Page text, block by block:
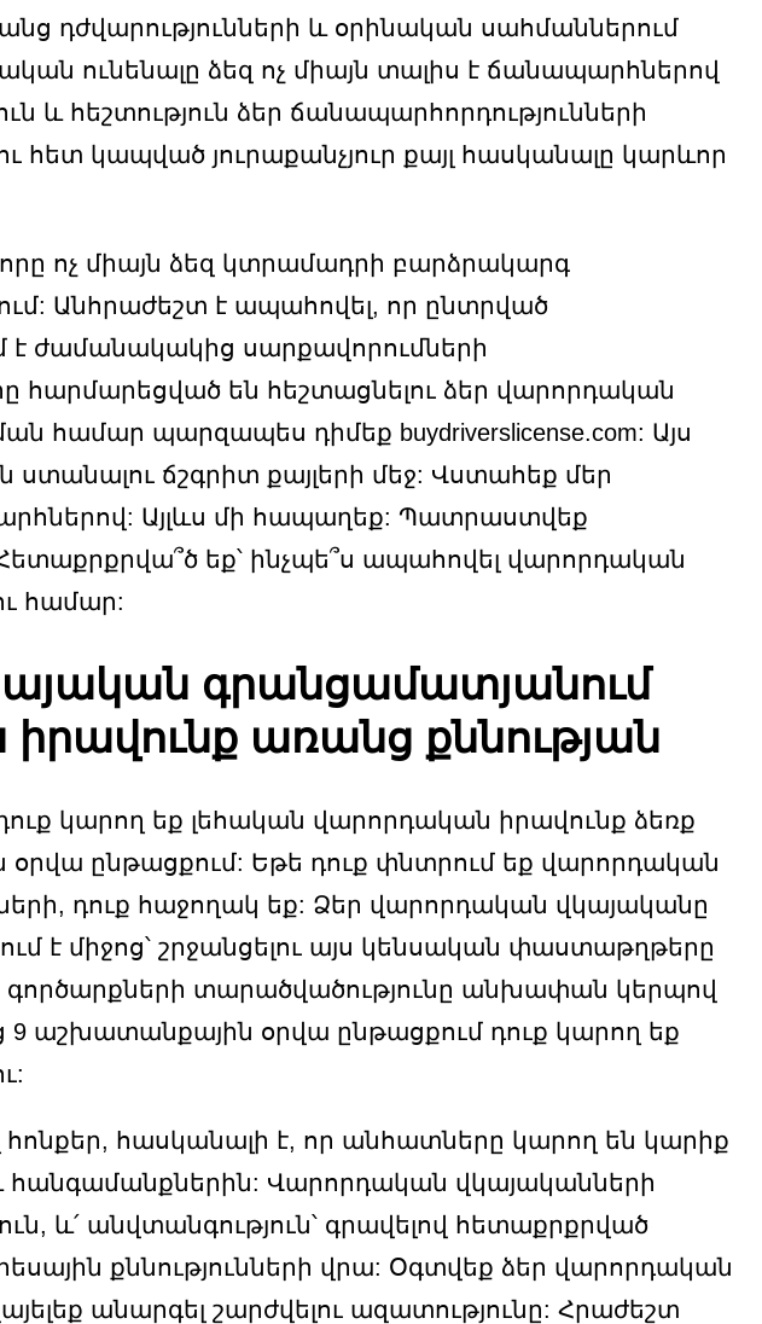
դժվարությունների և օրինական սահմաններում
ունենալը ձեզ ոչ միայն տալիս է ճանապարհներով
և հեշտություն ձեր ճանապարհորդությունների
կապված յուրաքանչյուր քայլ հասկանալը կարևոր
որը ոչ միայն ձեզ կտրամադրի բարձրակարգ
Անհրաժեշտ է ապահովել, որ ընտրված
է ժամանակակից սարքավորումների
հարմարեցված են հեշտացնելու ձեր վարորդական
համար պարզապես դիմեք buydriverslicense.com: Այս
ճշգրիտ քայլերի մեջ: Վստահեք մեր
Այլևս մի հապաղեք: Պատրաստվեք
եք՝ ինչպե՞ս ապահովել վարորդական
համար:
գրանցամատյանում
առանց քննության
կարող եք լեհական վարորդական իրավունք ձեռք
օրվա ընթացքում: Եթե դուք փնտրում եք վարորդական
դուք հաջողակ եք: Ձեր վարորդական վկայականը
է միջոց՝ շրջանցելու այս կենսական փաստաթղթերը
տարածվածությունը անխափան կերպով
9 աշխատանքային օրվա ընթացքում դուք կարող եք
հասկանալի է, որ անհատները կարող են կարիք
հանգամանքներին: Վարորդական վկայականների
և՛ անվտանգություն՝ գրավելով հետաքրքրված
քննությունների վրա: Օգտվեք ձեր վարորդական
անարգել շարժվելու ազատությունը: Հրաժեշտ